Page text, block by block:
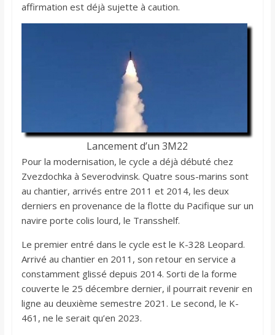
affirmation est déjà sujette à caution.
Lancement d’un 3M22
Pour la modernisation, le cycle a déjà débuté chez
Zvezdochka à Severodvinsk. Quatre sous-marins sont
au chantier, arrivés entre 2011 et 2014, les deux
derniers en provenance de la flotte du Pacifique sur un
navire porte colis lourd, le Transshelf.
Le premier entré dans le cycle est le K-328 Leopard.
Arrivé au chantier en 2011, son retour en service a
constamment glissé depuis 2014. Sorti de la forme
couverte le 25 décembre dernier, il pourrait revenir en
ligne au deuxième semestre 2021. Le second, le K-
461, ne le serait qu’en 2023.